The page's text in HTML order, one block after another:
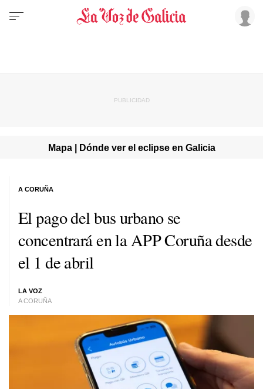
Mapa | Dónde ver el eclipse en Galicia
El pago del bus urbano se
concentrará en la APP Coruña desde
el 1 de abril
LA VOZ
A CORUÑA
A CORUÑA